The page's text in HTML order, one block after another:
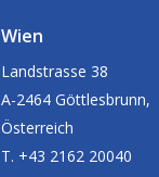
Wien
Landstrasse 38
A-2464 Göttlesbrunn,
Österreich
T. +43 2162 20040